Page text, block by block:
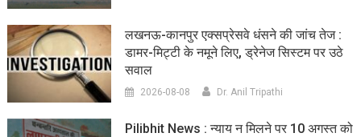
लखनऊ-कानपुर एक्सप्रेसवे धंसने की जांच तेज :
डामर-मिट्टी के नमूने लिए, ड्रेनेज सिस्टम पर उठे
सवाल
2026-08-08 Dr. Anil Tripathi
Pilibhit News : न्याय न मिलने पर 10 अगस्त को